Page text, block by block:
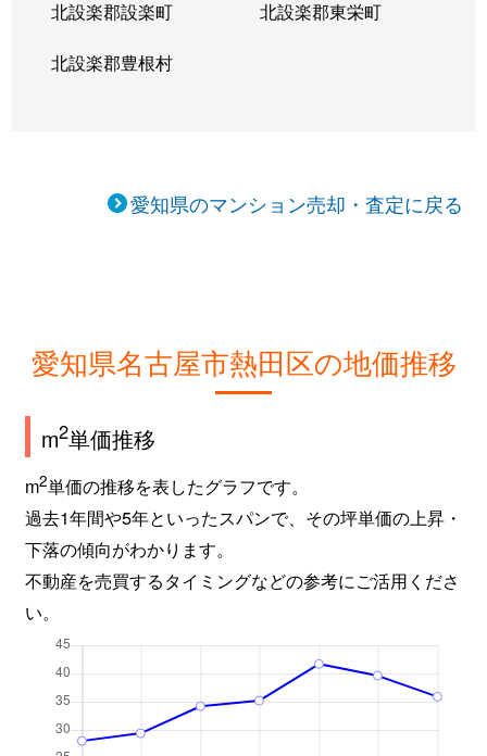
北設楽郡設楽町 北設楽郡東栄町
北設楽郡豊根村
愛知県のマンション売却・査定に戻る
愛知県名古屋市熱田区の地価推移
m2単価推移
m2単価の推移を表したグラフです。
過去1年間や5年といったスパンで、その坪単価の上昇・
下落の傾向がわかります。
不動産を売買するタイミングなどの参考にご活用くださ
い。